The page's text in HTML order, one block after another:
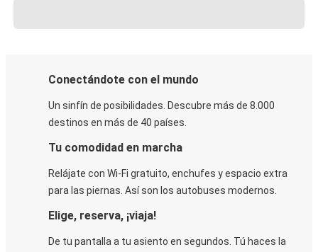
Conectándote con el mundo
Un sinfín de posibilidades. Descubre más de 8.000
destinos en más de 40 países.
Tu comodidad en marcha
Relájate con Wi-Fi gratuito, enchufes y espacio extra
para las piernas. Así son los autobuses modernos.
Elige, reserva, ¡viaja!
De tu pantalla a tu asiento en segundos. Tú haces la